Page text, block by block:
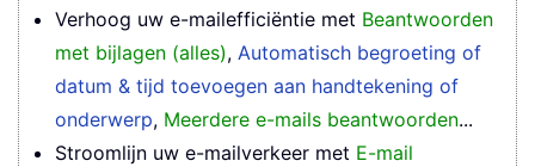
Verhoog uw e-mailefficiëntie met Beantwoorden
met bijlagen (alles), Automatisch begroeting of
datum & tijd toevoegen aan handtekening of
onderwerp, Meerdere e-mails beantwoorden...
Stroomlijn uw e-mailverkeer met E-mail